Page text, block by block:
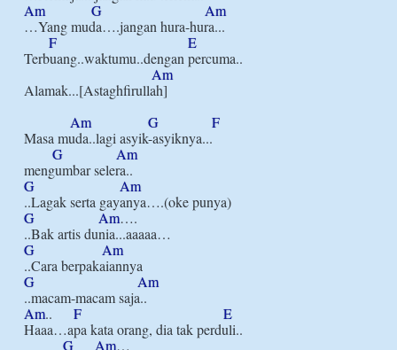
Am
G
Am
…Yang muda….jangan hura-hura...
F
E
Terbuang..waktumu..dengan percuma..
Am
Alamak...[Astaghfirullah]
Am
G
F
Masa muda..lagi asyik-asyiknya...
G
Am
G
Am
G
Am….
G
Am
G
Am
Am.. F
E
Haaa…apa kata orang, dia tak perduli..
G
Am…